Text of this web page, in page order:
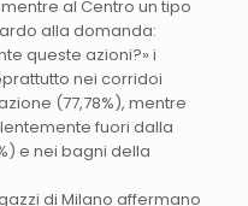
al Centro un tipo
alla domanda:
queste azioni?» i
nei corridoi
(77,78%), mentre
fuori dalla
e nei bagni della
di Milano affermano